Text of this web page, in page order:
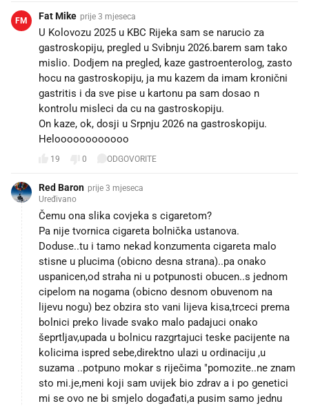
FM Fat Mike prije 3 mjeseca
U Kolovozu 2025 u KBC Rijeka sam se narucio za
gastroskopiju, pregled u Svibnju 2026.barem sam tako
mislio. Dodjem na pregled, kaze gastroenterolog, zasto
hocu na gastroskopiju, ja mu kazem da imam kronični
gastritis i da sve pise u kartonu pa sam dosao n
kontrolu misleci da cu na gastroskopiju.
On kaze, ok, dosji u Srpnju 2026 na gastroskopiju.
Heloooooooooooo
19 0 ODGOVORITE
Red Baron prije 3 mjeseca
Uređivano
Čemu ona slika covjeka s cigaretom?
Pa nije tvornica cigareta bolnička ustanova.
Doduse..tu i tamo nekad konzumenta cigareta malo
stisne u plucima (obicno desna strana)..pa onako
uspanicen,od straha ni u potpunosti obucen..s jednom
cipelom na nogama (obicno desnom obuvenom na
lijevu nogu) bez obzira sto vani lijeva kisa,trceci prema
bolnici preko livade svako malo padajuci onako
šeprtljav,upada u bolnicu razgrtajuci teske pacijente na
kolicima ispred sebe,direktno ulazi u ordinaciju ,u
suzama ..potpuno mokar s riječima "pomozite..ne znam
sto mi.je,meni koji sam uvijek bio zdrav a i po genetici
mi se ovo ne bi smjelo događati,a pusim samo jednu